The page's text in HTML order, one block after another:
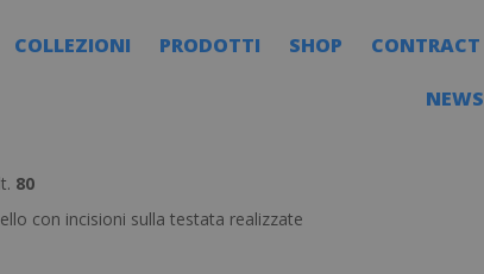
COLLEZIONI PRODOTTI SHOP CONTRACT
NEWS
80
con incisioni sulla testata realizzate